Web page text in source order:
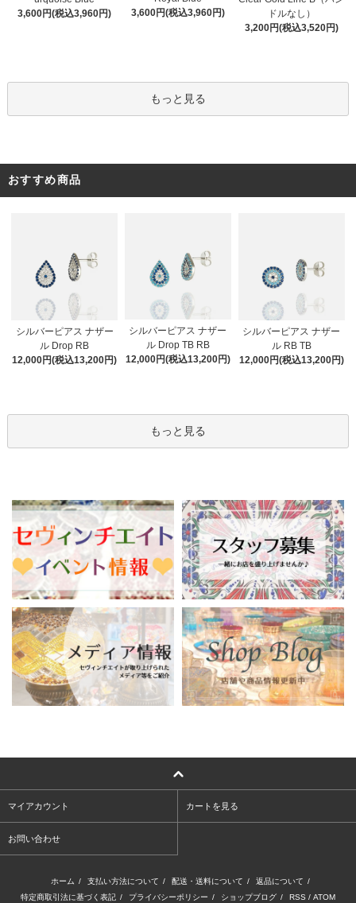
3,600円(税込3,960円)
3,600円(税込3,960円)
ドルなし）
3,200円(税込3,520円)
もっと見る
おすすめ商品
シルバーピアス ナザー
ル Drop RB
12,000円(税込13,200円)
シルバーピアス ナザー
ル Drop TB RB
12,000円(税込13,200円)
シルバーピアス ナザー
ル RB TB
12,000円(税込13,200円)
もっと見る
マイアカウント カートを見る
お問い合わせ
ホーム / 支払い方法について / 配送・送料について / 返品について /
特定商取引法に基づく表記 / プライバシーポリシー / ショップブログ / RSS / ATOM